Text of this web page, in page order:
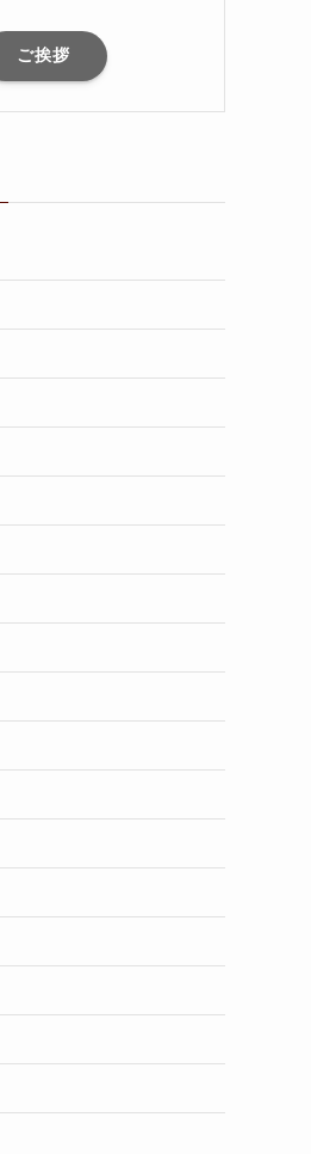
ご挨拶